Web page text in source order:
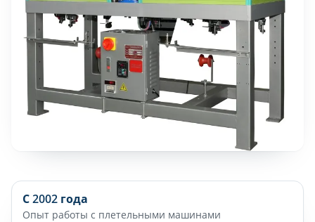
С 2002 года
Опыт работы с плетельными машинами